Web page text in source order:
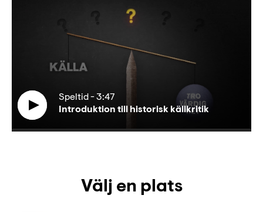
Speltid -3:47
Introduktion till historisk källkritik
Välj en plats